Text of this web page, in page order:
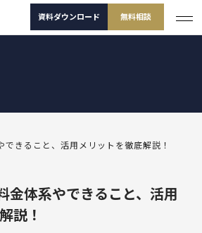
資料ダウンロード 無料相談
診断
ークショップ
・リモート）
きること、活用メリットを徹底解説！
体系やできること、活用
説！